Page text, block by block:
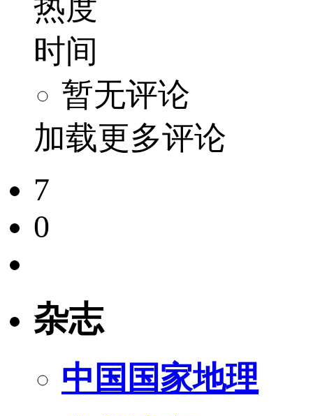
热度
时间
暂无评论
加载更多评论
7
0
杂志
中国国家地理